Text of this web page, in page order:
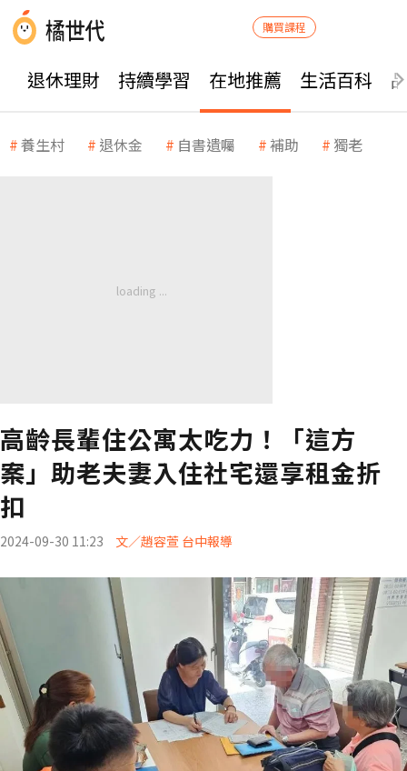
購買課程
退休理財 持續學習 在地推薦 生活百科
養生村 退休金 自書遺囑 補助 獨老
高齡長輩住公寓太吃力！「這方
案」助老夫妻入住社宅還享租金折
扣
2024-09-30 11:23 文／趙容萱 台中報導